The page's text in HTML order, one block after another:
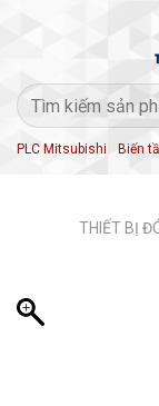
Tìm
kiếm:
PLC Mitsubishi Biến
THIẾT BỊ